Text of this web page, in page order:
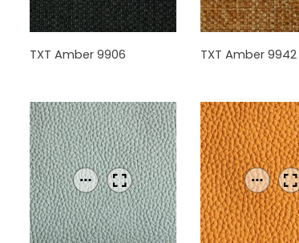
TXT Amber 9906 TXT Amber 9942